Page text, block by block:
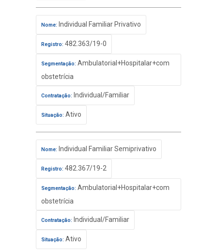
Nome: Individual Familiar Privativo
Registro: 482.363/19-0
Segmentação: Ambulatorial+Hospitalar+com
obstetrícia
Contratação: Individual/Familiar
Situação: Ativo
Nome: Individual Familiar Semiprivativo
Registro: 482.367/19-2
Segmentação: Ambulatorial+Hospitalar+com
obstetrícia
Contratação: Individual/Familiar
Situação: Ativo